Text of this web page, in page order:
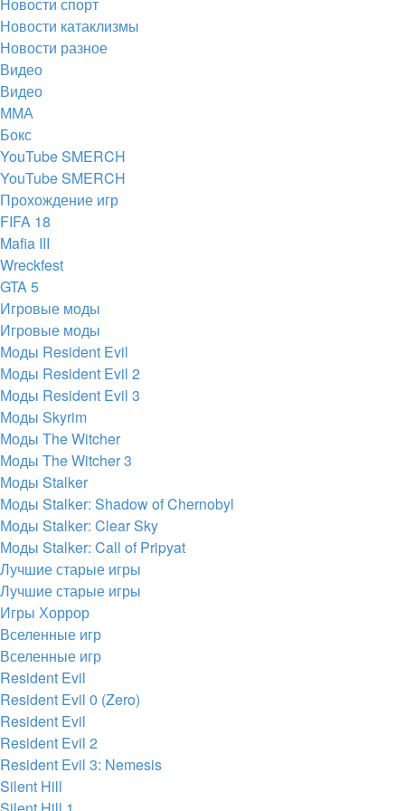
Новости спорт
Новости катаклизмы
Новости разное
Видео
Видео
ММА
Бокс
YouTube SMERCH
YouTube SMERCH
Прохождение игр
FIFA 18
Mafia III
Wreckfest
GTA 5
Игровые моды
Игровые моды
Моды Resident Evil
Моды Resident Evil 2
Моды Resident Evil 3
Моды Skyrim
Моды The Witcher
Моды The Witcher 3
Моды Stalker
Моды Stalker: Shadow of Chernobyl
Моды Stalker: Clear Sky
Моды Stalker: Call of Pripyat
Лучшие старые игры
Лучшие старые игры
Игры Хоррор
Вселенные игр
Вселенные игр
Resident Evil
Resident Evil 0 (Zero)
Resident Evil
Resident Evil 2
Resident Evil 3: Nemesis
Silent Hill